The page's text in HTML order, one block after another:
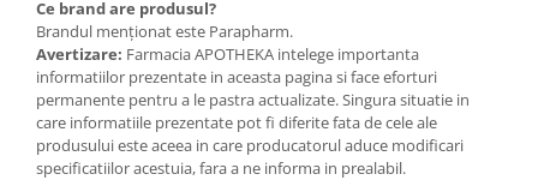
Ce brand are produsul?
Brandul menționat este Parapharm.
Avertizare: Farmacia APOTHEKA intelege importanta
informatiilor prezentate in aceasta pagina si face eforturi
permanente pentru a le pastra actualizate. Singura situatie in
care informatiile prezentate pot fi diferite fata de cele ale
produsului este aceea in care producatorul aduce modificari
specificatiilor acestuia, fara a ne informa in prealabil.